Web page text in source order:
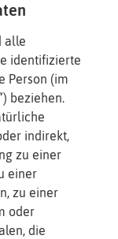
alle
identifizierte
Person (im
beziehen.
indirekt,
zu einer
einer
zu einer
oder
die